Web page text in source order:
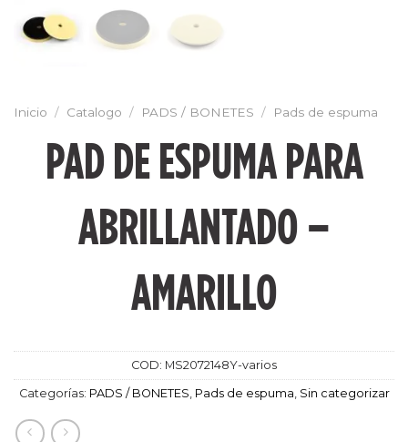
Inicio / Catalogo / PADS / BONETES / Pads de espuma
PAD DE ESPUMA PARA
ABRILLANTADO –
AMARILLO
COD: MS2072148Y-varios
Categorías: PADS / BONETES Pads de espuma Sin categorizar